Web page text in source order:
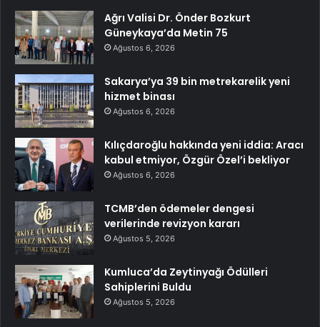
Ağrı Valisi Dr. Önder Bozkurt
Güneykaya’da Metin 75
Ağustos 6, 2026
Sakarya’ya 39 bin metrekarelik yeni
hizmet binası
Ağustos 6, 2026
Kılıçdaroğlu hakkında yeni iddia: Aracı
kabul etmiyor, Özgür Özel’i bekliyor
Ağustos 6, 2026
TCMB’den ödemeler dengesi
verilerinde revizyon kararı
Ağustos 5, 2026
Kumluca’da Zeytinyağı Ödülleri
Sahiplerini Buldu
Ağustos 5, 2026